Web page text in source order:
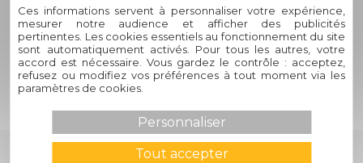
recherchiez des volets motorisés pour plus de praticité ou
des volets manuels pour un aspect plus traditionnel, nous
saurons vous conseiller en fonction de vos besoins
spécifiques.
4. Quelle est la garantie offerte
par Circelli Habitat sur ses volets
roulants ?
Ces informations servent à personnaliser votre expérience,
mesurer notre audience et afficher des publicités
pertinentes. Les cookies essentiels au fonctionnement du site
sont automatiquement activés. Pour tous les autres, votre
accord est nécessaire. Vous gardez le contrôle : acceptez,
refusez ou modifiez vos préférences à tout moment via les
paramètres de cookies.
Tout accepter
Personnaliser